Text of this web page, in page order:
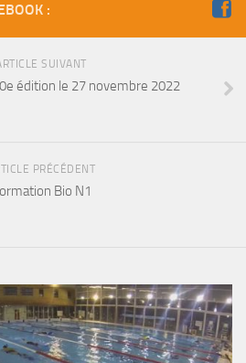
:
SUIVANT
édition le 27 novembre 2022
PRÉCÉDENT
Bio N1